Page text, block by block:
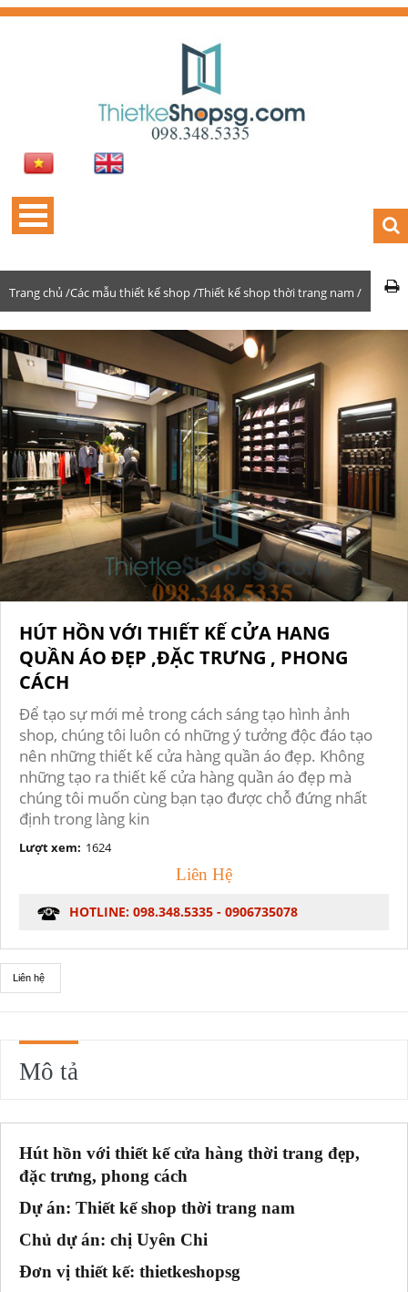
Trang chủ /Các mẫu thiết kế shop /Thiết kế shop thời trang nam /
HÚT HỒN VỚI THIẾT KẾ CỬA HANG
QUẦN ÁO ĐẸP ,ĐẶC TRƯNG , PHONG
CÁCH
Để tạo sự mới mẻ trong cách sáng tạo hình ảnh
shop, chúng tôi luôn có những ý tưởng độc đáo tạo
nên những thiết kế cửa hàng quần áo đẹp. Không
những tạo ra thiết kế cửa hàng quần áo đẹp mà
chúng tôi muốn cùng bạn tạo được chỗ đứng nhất
định trong làng kin
Lượt xem: 1624
Liên Hệ
HOTLINE: 098.348.5335 - 0906735078
Liên hệ
Mô tả
Hút hồn với thiết kế cửa hàng thời trang đẹp,
đặc trưng, phong cách
Dự án: Thiết kế shop thời trang nam
Chủ dự án: chị Uyên Chi
Đơn vị thiết kế: thietkeshopsg